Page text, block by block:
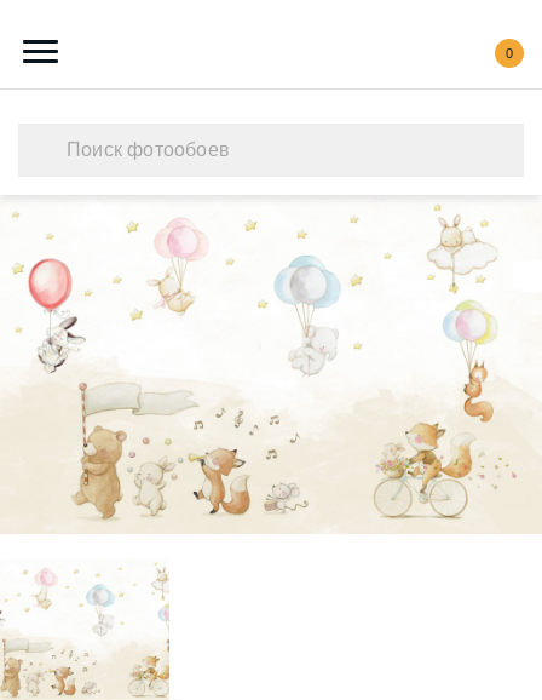
0
Каталог обоев
Наши работы
Создать свои фотообои
Акции
Контакты
+38 (097) 151 87 57
Избранное